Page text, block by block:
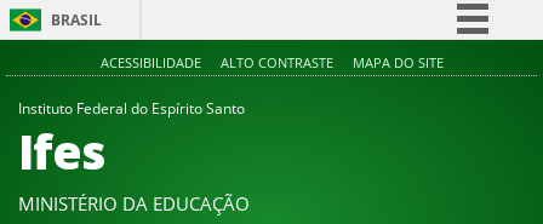
BRASIL
Simplifique!
ACESSIBILIDADE ALTO CONTRASTE MAPA DO SITE
Instituto Federal do Espírito Santo
Ifes
MINISTÉRIO DA EDUCAÇÃO